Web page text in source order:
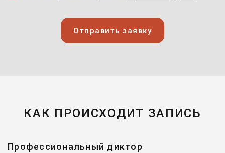
Отправить заявку
КАК ПРОИСХОДИТ ЗАПИСЬ
Профессиональный диктор